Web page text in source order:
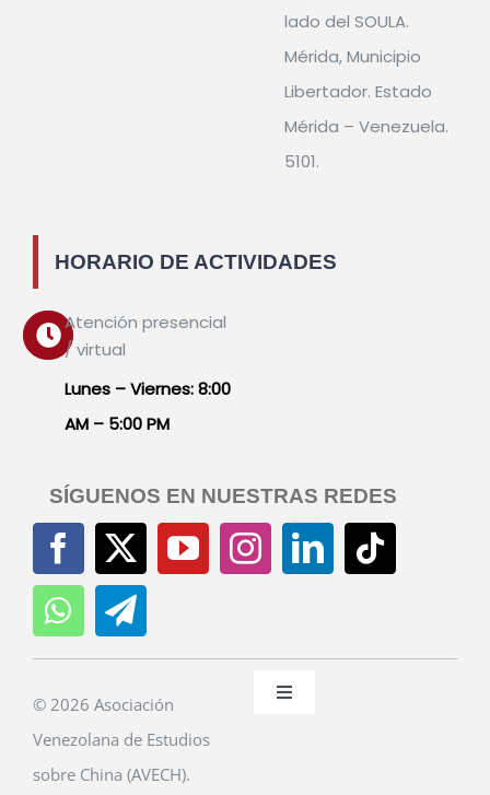
lado del SOULA.
Mérida, Municipio
Libertador. Estado
Mérida – Venezuela.
5101.
HORARIO DE ACTIVIDADES
Atención presencial
/ virtual
Lunes – Viernes: 8:00
AM – 5:00 PM
SÍGUENOS EN NUESTRAS REDES
© 2026 Asociación
Venezolana de Estudios
sobre China (AVECH).
Toggle